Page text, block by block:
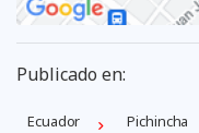
Publicado en:
Ecuador Pichincha